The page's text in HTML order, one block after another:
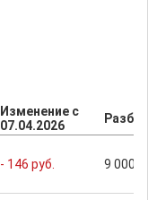
Изменение с
07.04.2026
- 146 руб. 9 000 ...